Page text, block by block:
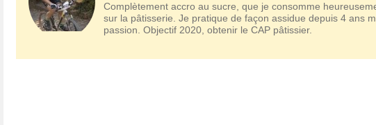
Complètement accro au sucre, que je consomme
sur la pâtisserie. Je pratique de façon assidue depuis 4 ans
passion. Objectif 2020, obtenir le CAP pâtissier.